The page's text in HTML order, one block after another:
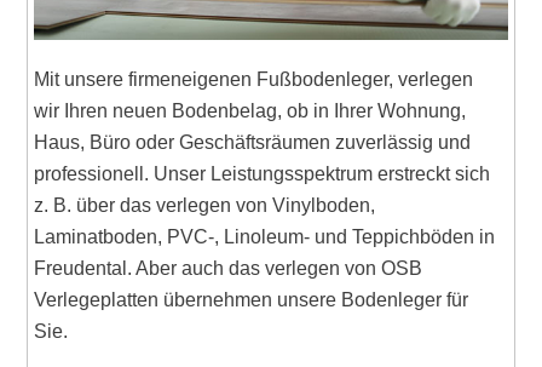
Mit unsere firmeneigenen Fußbodenleger, verlegen
wir Ihren neuen Bodenbelag, ob in Ihrer Wohnung,
Haus, Büro oder Geschäftsräumen zuverlässig und
professionell. Unser Leistungsspektrum erstreckt sich
z. B. über das verlegen von Vinylboden,
Laminatboden, PVC-, Linoleum- und Teppichböden in
Freudental. Aber auch das verlegen von OSB
Verlegeplatten übernehmen unsere Bodenleger für
Sie.